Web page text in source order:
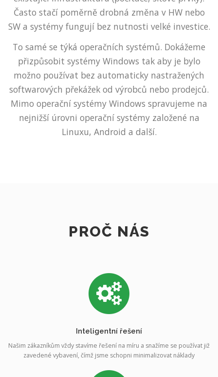
Často stačí poměrně drobná změna v HW nebo
SW a systémy fungují bez nutnosti velké investice.
To samé se týká operačních systémů. Dokážeme
přizpůsobit systémy Windows tak aby je bylo
možno používat bez automaticky nastražených
softwarových překážek od výrobců nebo prodejců.
Mimo operační systémy Windows spravujeme na
nejnižší úrovni operační systémy založené na
Linuxu, Android a další.
PROČ NÁS
Inteligentní řešení
Našim zákazníkům vždy stavíme řešení na míru a snažíme se používat již
zavedené vybavení, čímž jsme schopni minimalizovat náklady